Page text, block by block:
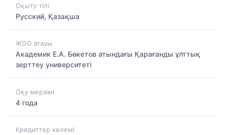
Оқыту тілі
Русский, Қазақша
ЖОО атауы
Академик Е.А. Бөкетов атындағы Қарағанды ұлттық
зерттеу университеті
Оқу мерзімі
4 года
Кредиттер көлемі